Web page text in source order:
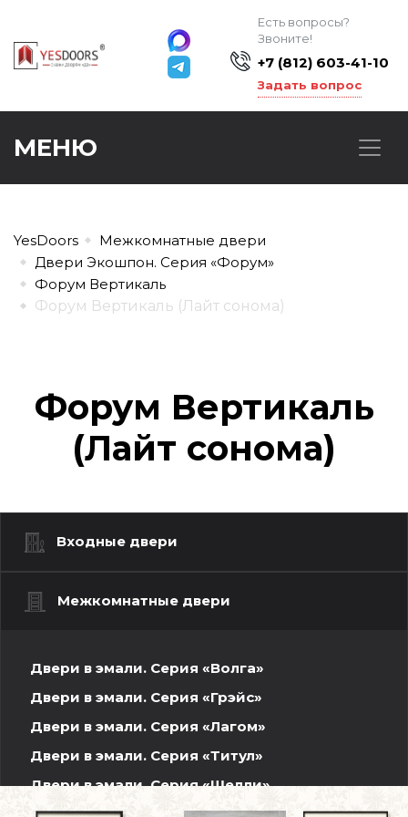
Есть вопросы?
Звоните!
+7 (812) 603-41-10
Задать вопрос
МЕНЮ
YesDoors
Межкомнатные двери
Двери Экошпон. Серия «Форум»
Форум Вертикаль
Форум Вертикаль (Лайт сонома)
Форум Вертикаль
(Лайт сонома)
Входные двери
Межкомнатные двери
Двери в эмали. Серия «Волга»
Двери в эмали. Серия «Грэйс»
Двери в эмали. Серия «Лагом»
Двери в эмали. Серия «Титул»
Двери в эмали. Серия «Шелли»